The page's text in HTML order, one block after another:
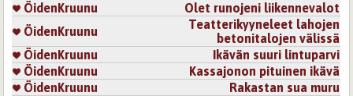
ÖidenKruunu
Olet runojeni liikennevalot
ÖidenKruunu
Teatterikyyneleet lahojen
betonitalojen välissä
ÖidenKruunu
Ikävän suuri lintuparvi
ÖidenKruunu
Kassajonon pituinen ikävä
ÖidenKruunu
Rakastan sua muru